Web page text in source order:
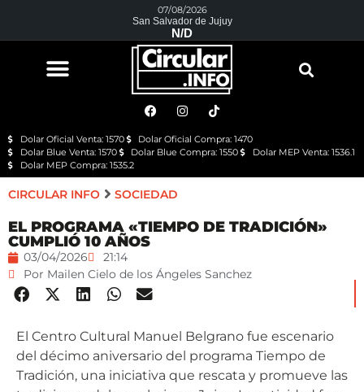
07/08/2026
San Salvador de Jujuy
N/D
Dolar Oficial Venta: 1570
Dolar Oficial Compra: 1470
Dolar Blue Venta: 1570
Dolar Blue Compra: 1550
Dolar MEP Venta: 1536.1
Dolar MEP Compra: 1535.2
CIRCULAR INFO SOCIEDAD
EL PROGRAMA «TIEMPO DE TRADICIÓN»
CUMPLIÓ 10 AÑOS
03/04/2026
21:14
Por Mailen Cielo de los Ángeles Sanchez
El Centro Cultural Manuel Belgrano fue escenario
del décimo aniversario del programa Tiempo de
Tradición, una iniciativa que rescata y promueve las